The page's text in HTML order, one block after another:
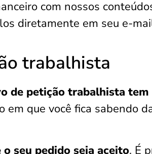
com nossos
diretamente em seu e-
trabalhista
de petição trabalhista tem
que você fica sabendo
seu pedido seja aceito. É